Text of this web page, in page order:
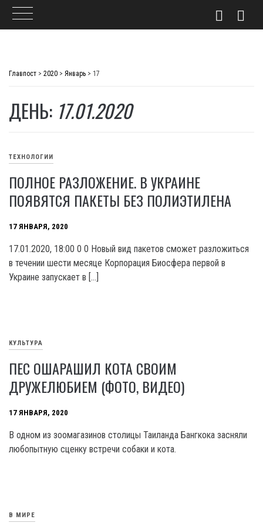
Главпост > 2020 > Январь > 17
ДЕНЬ: 17.01.2020
ТЕХНОЛОГИИ
ПОЛНОЕ РАЗЛОЖЕНИЕ. В УКРАИНЕ
ПОЯВЯТСЯ ПАКЕТЫ БЕЗ ПОЛИЭТИЛЕНА
17 ЯНВАРЯ, 2020
17.01.2020, 18:00 0 0 Новый вид пакетов сможет разложиться
в течении шести месяце Корпорация Биосфера первой в
Украине запускает в […]
КУЛЬТУРА
ПЕС ОШАРАШИЛ КОТА СВОИМ
ДРУЖЕЛЮБИЕМ (ФОТО, ВИДЕО)
17 ЯНВАРЯ, 2020
В одном из зоомагазинов столицы Таиланда Бангкока засняли
любопытную сценку встречи собаки и кота.
В МИРЕ